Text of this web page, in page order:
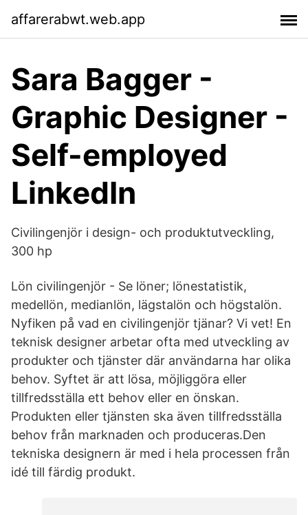
affarerabwt.web.app
Sara Bagger -
Graphic Designer -
Self-employed
LinkedIn
Civilingenjör i design- och produktutveckling,
300 hp
Lön civilingenjör - Se löner; lönestatistik,
medellön, medianlön, lägstalön och högstalön.
Nyfiken på vad en civilingenjör tjänar? Vi vet! En
teknisk designer arbetar ofta med utveckling av
produkter och tjänster där användarna har olika
behov. Syftet är att lösa, möjliggöra eller
tillfredsställa ett behov eller en önskan.
Produkten eller tjänsten ska även tillfredsställa
behov från marknaden och produceras.Den
tekniska designern är med i hela processen från
idé till färdig produkt.